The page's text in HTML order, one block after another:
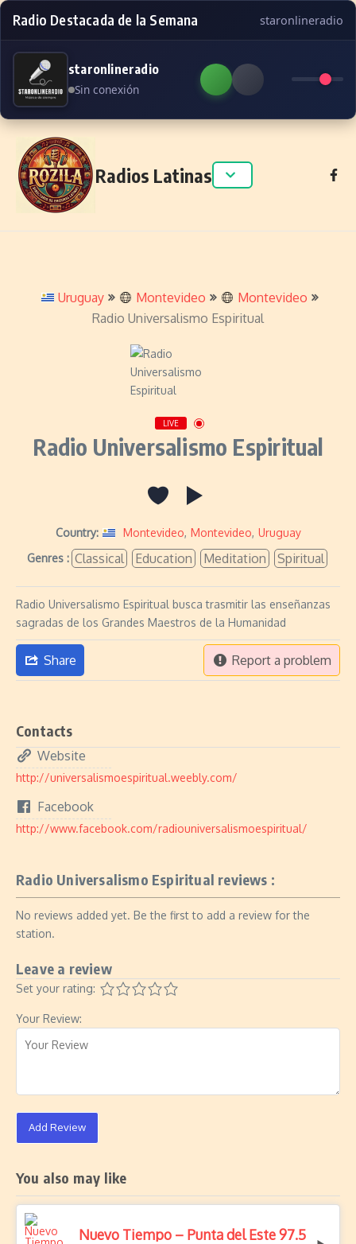
Radio Destacada de la Semana staronlineradio
staronlineradio
Sin conexión
Skip to content
Radios Latinas
Uruguay Montevideo
Montevideo
Radio Universalismo Espiritual
LIVE
Radio Universalismo Espiritual
Country: Montevideo, Montevideo, Uruguay
Genres : Classical Education Meditation Spiritual
Radio Universalismo Espiritual busca trasmitir las enseñanzas
sagradas de los Grandes Maestros de la Humanidad
Share Report a problem
Contacts
Website
http://universalismoespiritual.weebly.com/
Facebook
http://www.facebook.com/radiouniversalismoespiritual/
Radio Universalismo Espiritual reviews :
No reviews added yet. Be the first to add a review for the
station.
Leave a review
Set your rating:
Your Review:
Add Review
You also may like
Nuevo Tiempo – Punta del Este 97.5